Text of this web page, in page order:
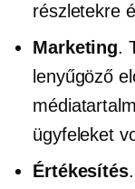
részletekre
Marketing.
lenyűgöző
ügyfeleket
Értékesítés